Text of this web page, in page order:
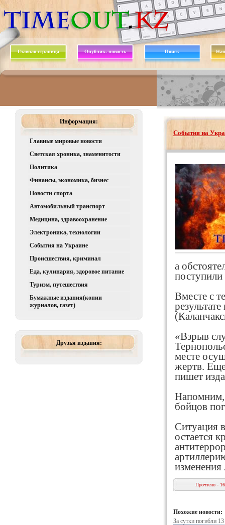
Главная страница Опублик. новость Поиск
Информация:
Главные мировые новости
Светская хроника, знаменитости
Политика
Финансы, экономика, бизнес
Новости спорта
Автомобильный транспорт
Медицина, здравоохранение
Электроника, технологии
События на Украине
Происшествия, криминал
Еда, кулинария, здоровое питание
Туризм, путешествия
Бумажные издания(копии
журналов, газет)
Друзья издания:
События на
а
Вместе с
«Взрыв
месте
жертв.
пишет
Напомним,
бойцов
Ситуация
остается
изменения
Прочтено -
Похожие новости:
За сутки погибли